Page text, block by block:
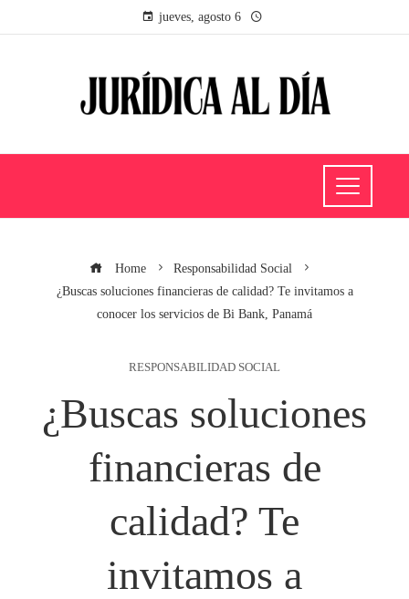
jueves, agosto 6
Home
Responsabilidad Social
¿Buscas soluciones financieras de calidad? Te invitamos a
conocer los servicios de Bi Bank, Panamá
RESPONSABILIDAD SOCIAL
¿Buscas soluciones
financieras de
calidad? Te
invitamos a